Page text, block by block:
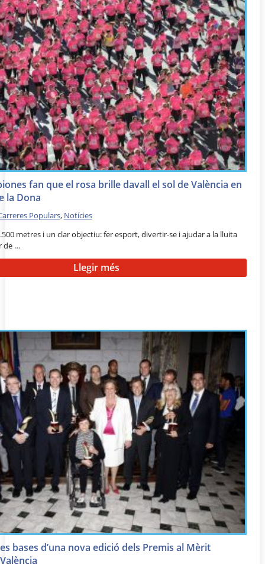
fan que el rosa brille davall el sol de València en
la Dona
Populars, Notícies
metres i un clar objectiu: fer esport, divertir-se i ajudar a la lluita
de …
Llegir més
bases d’una nova edició dels Premis al Mèrit